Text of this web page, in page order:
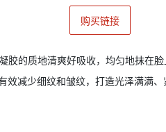
购买链接
胶的质地清爽好吸收，均匀地抹在
减少细纹和皱纹，打造光泽满满、